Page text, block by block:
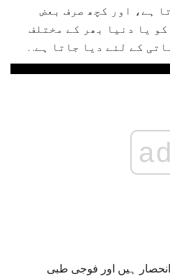
ہے، اور کچھ صرف بعض
یا دنیا بھر کے مختلف
کے لئے دیا جاتا ہے. .
ad
ہیں اور فوجی طبی